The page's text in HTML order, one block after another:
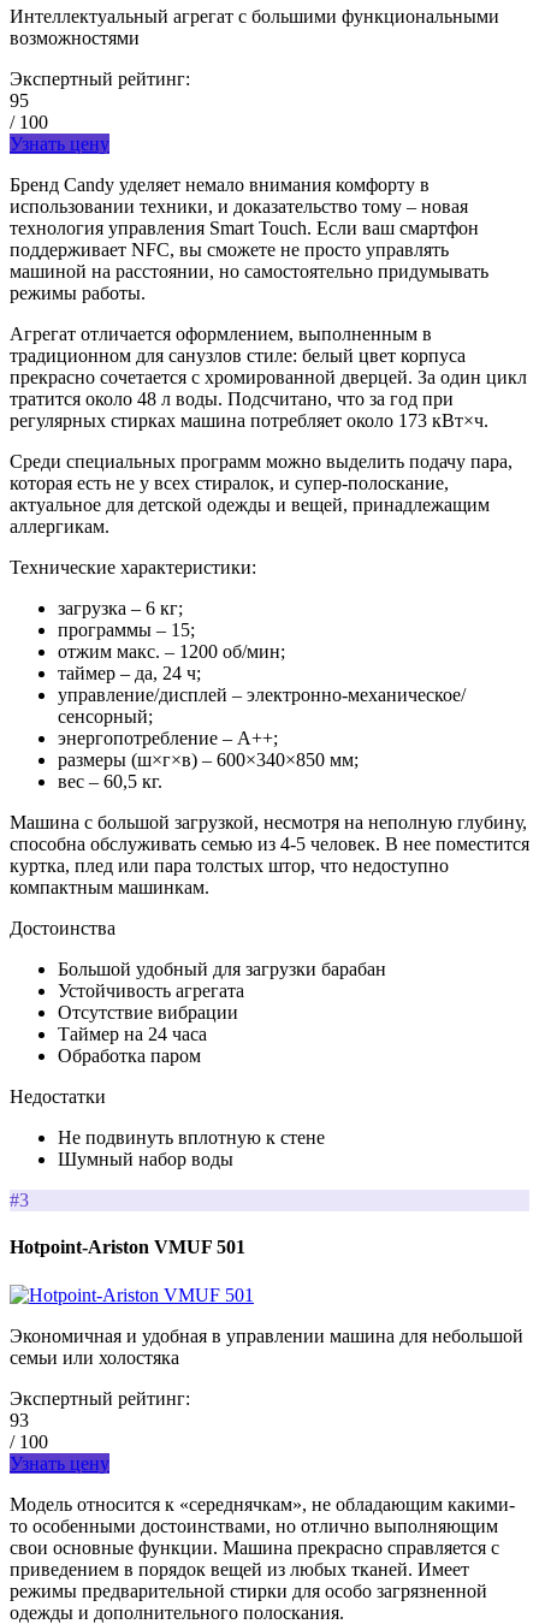
Интеллектуальный агрегат с большими функциональными
возможностями
Экспертный рейтинг:
95
/ 100
Узнать цену
Бренд Candy уделяет немало внимания комфорту в
использовании техники, и доказательство тому – новая
технология управления Smart Touch. Если ваш смартфон
поддерживает NFC, вы сможете не просто управлять
машиной на расстоянии, но самостоятельно придумывать
режимы работы.
Агрегат отличается оформлением, выполненным в
традиционном для санузлов стиле: белый цвет корпуса
прекрасно сочетается с хромированной дверцей. За один цикл
тратится около 48 л воды. Подсчитано, что за год при
регулярных стирках машина потребляет около 173 кВт×ч.
Среди специальных программ можно выделить подачу пара,
которая есть не у всех стиралок, и супер-полоскание,
актуальное для детской одежды и вещей, принадлежащим
аллергикам.
Технические характеристики:
загрузка – 6 кг;
программы – 15;
отжим макс. – 1200 об/мин;
таймер – да, 24 ч;
управление/дисплей – электронно-механическое/
сенсорный;
энергопотребление – А++;
размеры (ш×г×в) – 600×340×850 мм;
вес – 60,5 кг.
Машина с большой загрузкой, несмотря на неполную глубину,
способна обслуживать семью из 4-5 человек. В нее поместится
куртка, плед или пара толстых штор, что недоступно
компактным машинкам.
Достоинства
Большой удобный для загрузки барабан
Устойчивость агрегата
Отсутствие вибрации
Таймер на 24 часа
Обработка паром
Недостатки
Не подвинуть вплотную к стене
Шумный набор воды
#3
Hotpoint-Ariston VMUF 501
Экономичная и удобная в управлении машина для небольшой
семьи или холостяка
Экспертный рейтинг:
93
/ 100
Узнать цену
Модель относится к «середнячкам», не обладающим какими-
то особенными достоинствами, но отлично выполняющим
свои основные функции. Машина прекрасно справляется с
приведением в порядок вещей из любых тканей. Имеет
режимы предварительной стирки для особо загрязненной
одежды и дополнительного полоскания.